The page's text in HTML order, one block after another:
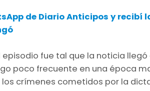
de Diario Anticipos y recibí
fue tal que la noticia
poco frecuente en una época
crímenes cometidos por la